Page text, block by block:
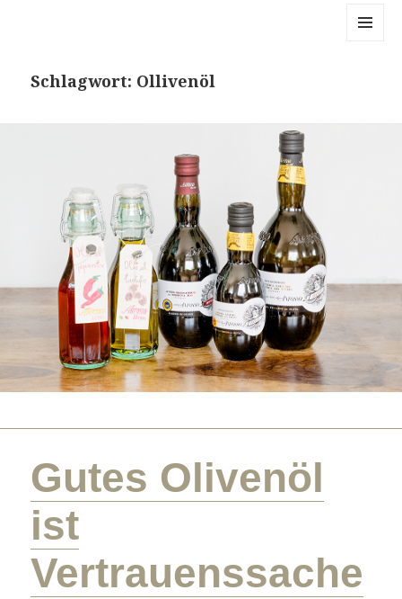
Schlagwort: Ollivenöl
Gutes Olivenöl
ist
Vertrauenssache